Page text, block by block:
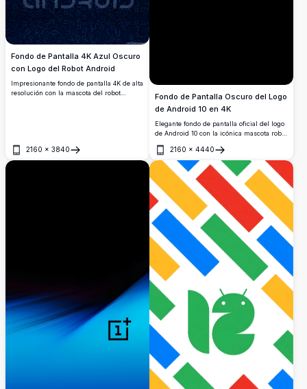
Fondo de Pantalla 4K Azul Oscuro
con Logo del Robot Android
Impresionante fondo de pantalla 4K de alta
resolución con la mascota del robot
2160 × 3840
Abrir
Fondo de Pantalla Oscuro del Logo
de Android 10 en 4K
Elegante fondo de pantalla oficial del logo
de Android 10 con la icónica mascota robot
para pantallas AMOLED, ofreciendo un
contraste impresionante y un diseño
minimalista en resolución ultra alta.
2160 × 4440
Abrir